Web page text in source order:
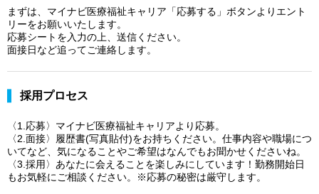
まずは、マイナビ医療福祉キャリア「応募する」ボタンよりエント
リーをお願いいたします。
応募シートを入力の上、送信ください。
面接日など追ってご連絡します。
採用プロセス
〈1.応募〉マイナビ医療福祉キャリアより応募。
〈2.面接〉履歴書(写真貼付)をお持ちください。仕事内容や職場につ
いてなど、気になることやご希望はなんでもお聞かせくださいね。
〈3.採用〉あなたに会えることを楽しみにしています！勤務開始日
もお気軽にご相談ください。※応募の秘密は厳守します。